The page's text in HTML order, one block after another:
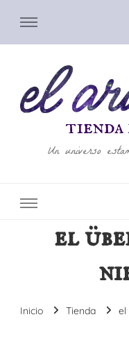
tienda
Un universo
el
Inicio Tienda el